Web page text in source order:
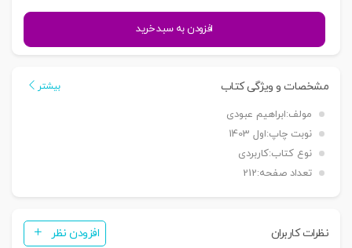
نهادهای
ارفاقی
جرایم
مخدر
با
رویکرد
کاربردی
عدد
افزودن به سبد خرید
مشخصات و ویژگی کتاب بیشتر
مولف:ابراهیم عبودی
نوبت چاپ:اول 1403
نوع کتاب:کاربردی
تعداد صفحه:212
نظرات کاربران افزودن نظر